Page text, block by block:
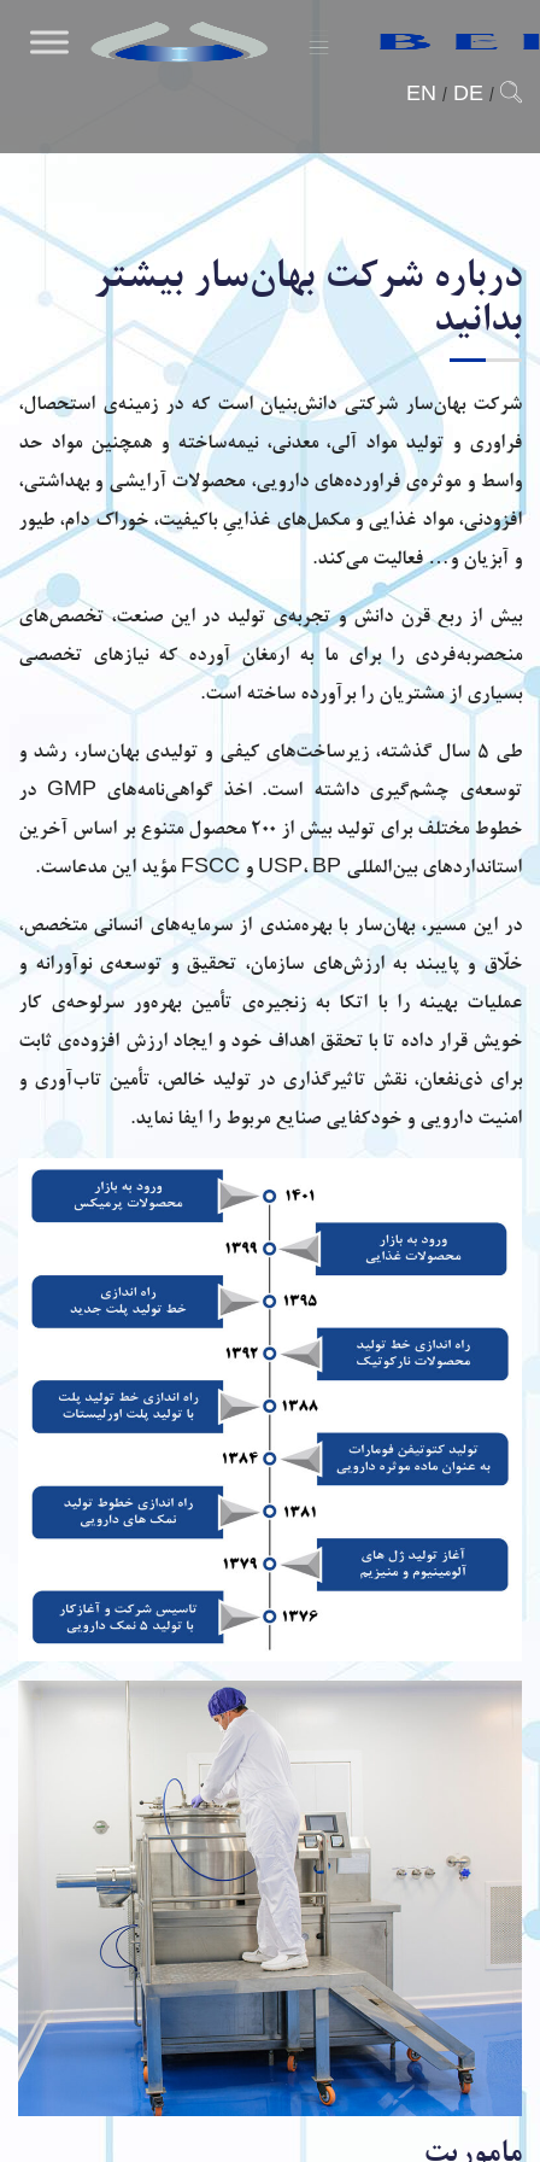
EN / DE /
درباره شرکت بهان‌سار بیشتر
بدانید
شرکت بهان‌سار شرکتی دانش‌بنیان است که در زمینه‌ی استحصال،
فراوری و تولید مواد آلی، معدنی، نیمه‌‌ساخته و همچنین مواد حد
واسط و موثره‌ی فراورده‌های دارویی، محصولات آرایشی و بهداشتی،
افزودنی، مواد غذایی و مکمل‌های غذاییِ باکیفیت،‌ خوراک دام، طیور
و آبزیان و… فعالیت می‌کند.
بیش از ربع قرن دانش و تجربه‌ی تولید در این صنعت، تخصص‌های
منحصربه‌فردی را برای ما به ارمغان آورده که نیازهای تخصصی
بسیاری از مشتریان را برآورده ساخته است.
طی 5 سال گذشته، زیرساخت‌های کیفی و تولیدی بهان‌سار، رشد و
توسعه‌ی چشم‌گیری داشته است. اخذ گواهی‌نامه‌های GMP در
خطوط مختلف برای تولید بیش از 200 محصول متنوع بر اساس آخرین
استانداردهای بین‌المللی USP، BP و FSCC مؤید این مدعاست.
در این مسیر، بهان‌سار با بهره‌مندی از سرمایه‌های انسانی متخصص،
خلّاق و پایبند به ارزش‌های سازمان، تحقیق و توسعه‌ی نوآورانه و
عملیات بهینه را با اتکا به زنجیره‌ی تأمین بهره‌ور سرلوحه‌ی کار
خویش قرار داده تا با تحقق اهداف خود و ایجاد ارزش افزوده‌ی ثابت
برای ذی‌نفعان، نقش تاثیرگذاری در تولید خالص، تأمین تاب‌آوری و
امنیت دارویی و خودکفایی صنایع مربوط را ایفا نماید.